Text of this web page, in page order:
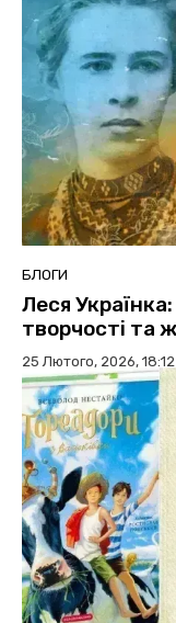
БЛОГИ
Леся Українка:
творчості та
25 Лютого, 2026, 18:12